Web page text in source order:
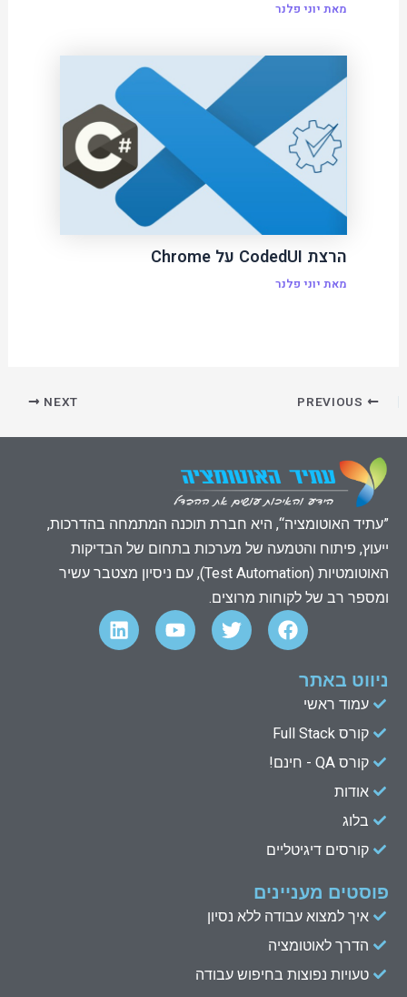
מאת יוני פלנר
הרצת CodedUI על Chrome
מאת יוני פלנר
NEXT
”עתיד האוטומציה“, היא חברת תוכנה המתמחה בהדרכות,
ייעוץ, פיתוח והטמעה של מערכות בתחום של הבדיקות
האוטומטיות (Test Automation), עם ניסיון מצטבר עשיר
ומספר רב של לקוחות מרוצים.
F
a
c
o
k
T
w
i
Y
o
u
L
i
n
ניווט באתר
עמוד ראשי
קורס Full Stack
קורס QA - חינם!
אודות
בלוג
קורסים דיגיטליים
פוסטים מעניינים
איך למצוא עבודה ללא נסיון
הדרך לאוטומציה
טעויות נפוצות בחיפוש עבודה